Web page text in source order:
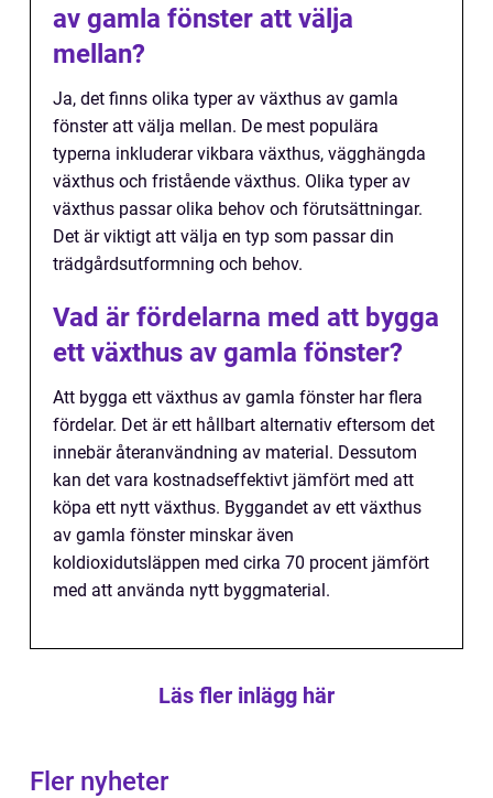
av gamla fönster att välja
mellan?
Ja, det finns olika typer av växthus av gamla
fönster att välja mellan. De mest populära
typerna inkluderar vikbara växthus, vägghängda
växthus och fristående växthus. Olika typer av
växthus passar olika behov och förutsättningar.
Det är viktigt att välja en typ som passar din
trädgårdsutformning och behov.
Vad är fördelarna med att bygga
ett växthus av gamla fönster?
Att bygga ett växthus av gamla fönster har flera
fördelar. Det är ett hållbart alternativ eftersom det
innebär återanvändning av material. Dessutom
kan det vara kostnadseffektivt jämfört med att
köpa ett nytt växthus. Byggandet av ett växthus
av gamla fönster minskar även
koldioxidutsläppen med cirka 70 procent jämfört
med att använda nytt byggmaterial.
Läs fler inlägg här
Fler nyheter